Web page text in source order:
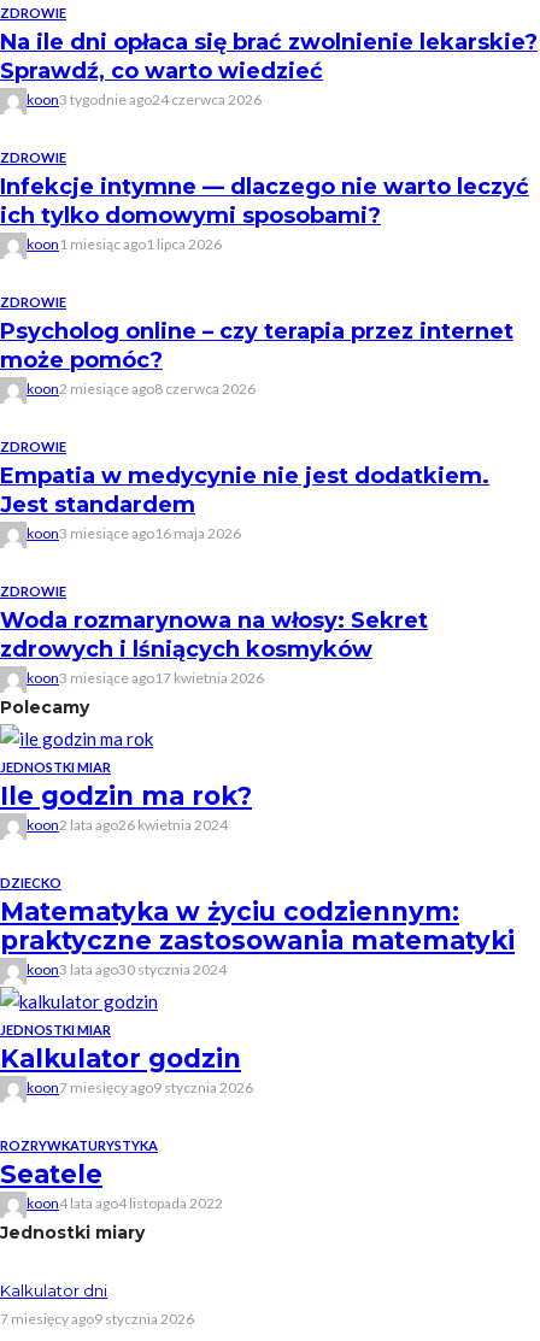
ZDROWIE
Na ile dni opłaca się brać zwolnienie lekarskie?
Sprawdź, co warto wiedzieć
koon3 tygodnie ago24 czerwca 2026
ZDROWIE
Infekcje intymne — dlaczego nie warto leczyć
ich tylko domowymi sposobami?
koon 1 miesiąc ago1 lipca 2026
ZDROWIE
Psycholog online – czy terapia przez internet
może pomóc?
koon2 miesiące ago8 czerwca 2026
ZDROWIE
Empatia w medycynie nie jest dodatkiem.
Jest standardem
koon3 miesiące ago16 maja 2026
ZDROWIE
Woda rozmarynowa na włosy: Sekret
zdrowych i lśniących kosmyków
koon3 miesiące ago17 kwietnia 2026
Polecamy
JEDNOSTKI MIAR
Ile godzin ma rok?
koon2 lata ago26 kwietnia 2024
DZIECKO
Matematyka w życiu codziennym:
praktyczne zastosowania matematyki
koon3 lata ago30 stycznia 2024
JEDNOSTKI MIAR
Kalkulator godzin
koon7 miesięcy ago9 stycznia 2026
ROZRYWKATURYSTYKA
Seatele
koon4 lata ago4 listopada 2022
Jednostki miary
Kalkulator dni
7 miesięcy ago9 stycznia 2026